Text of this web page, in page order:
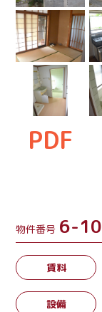
PDF
物件番号 6-10
賃料
設備